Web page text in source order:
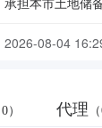
2026-08-04
0） 代理